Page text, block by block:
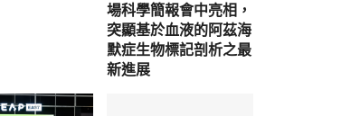
場科學簡報會中亮相，
突顯基於血液的阿茲海
默症生物標記剖析之最
新進展